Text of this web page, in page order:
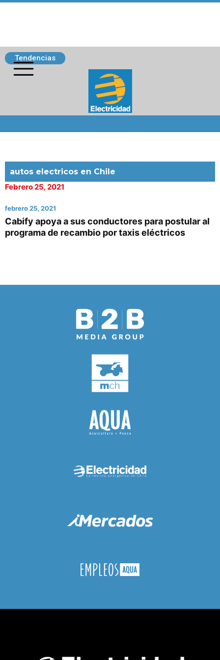
Tendencias
autos electricos en Chile
Febrero 25, 2021
febrero 25, 2021
Cabify apoya a sus conductores para postular al
programa de recambio por taxis eléctricos